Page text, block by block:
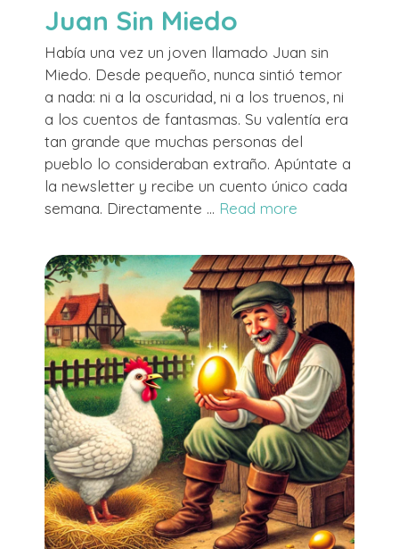
Juan Sin Miedo
Había una vez un joven llamado Juan sin
Miedo. Desde pequeño, nunca sintió temor
a nada: ni a la oscuridad, ni a los truenos, ni
a los cuentos de fantasmas. Su valentía era
tan grande que muchas personas del
pueblo lo consideraban extraño. Apúntate a
la newsletter y recibe un cuento único cada
semana. Directamente … Read more